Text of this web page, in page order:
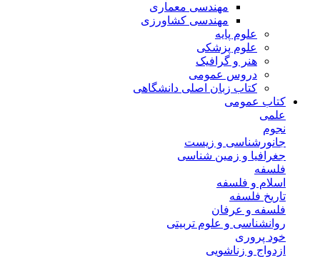
مهندسی معماری
مهندسی کشاورزی
علوم پایه
علوم پزشکی
هنر و گرافیک
دروس عمومی
کتاب زبان اصلی دانشگاهی
کتاب عمومی
علمی
نجوم
جانورشناسی و زیست
جغرافیا و زمین شناسی
فلسفه
اسلام و فلسفه
تاریخ فلسفه
فلسفه و عرفان
روانشناسی و علوم تربیتی
خود پروری
ازدواج و زناشویی